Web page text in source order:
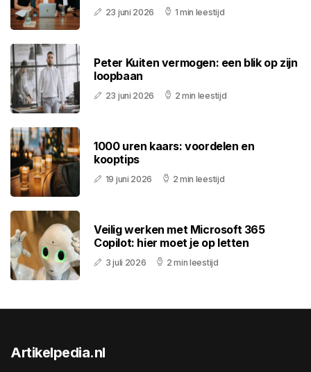
23 juni 2026 1 min leestijd
Peter Kuiten vermogen: een blik op zijn
loopbaan
23 juni 2026 2 min leestijd
1000 uren kaars: voordelen en
kooptips
19 juni 2026 2 min leestijd
Veilig werken met Microsoft 365
Copilot: hier moet je op letten
3 juli 2026 2 min leestijd
Artikelpedia.nl